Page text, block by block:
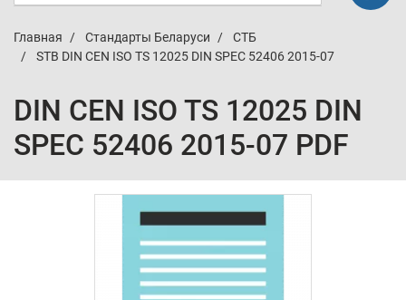
Главная Стандарты Беларуси
СТБ
STB DIN CEN ISO TS 12025 DIN SPEC 52406 2015-07
DIN CEN ISO TS 12025 DIN
SPEC 52406 2015-07 PDF